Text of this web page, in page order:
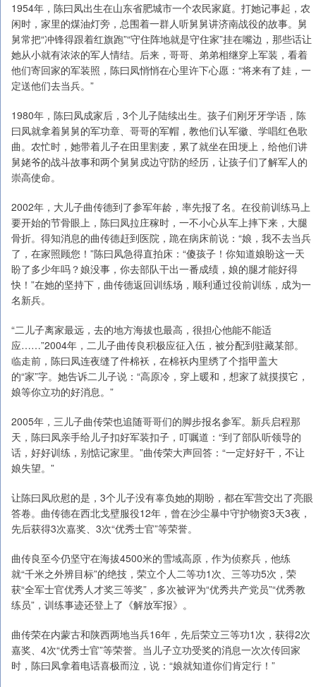
1954年，陈曰凤出生在山东省肥城市一个农民家庭。打她记事起，农
闲时，家里的煤油灯旁，总围着一群人听舅舅讲济南战役的故事。舅
舅常把“冲锋得跟着红旗跑”“守住阵地就是守住家”挂在嘴边，那些话让
她从小就有浓浓的军人情结。后来，哥哥、弟弟相继穿上军装，看着
他们寄回家的军装照，陈曰凤悄悄在心里许下心愿：“将来有了娃，一
定送他们去当兵。”
1980年，陈曰凤成家后，3个儿子陆续出生。孩子们刚牙牙学语，陈
曰凤就拿着舅舅的军功章、哥哥的军帽，教他们认军徽、学唱红色歌
曲。农忙时，她带着儿子在田里割麦，累了就坐在田埂上，给他们讲
舅姥爷的战斗故事和两个舅舅戍边守防的经历，让孩子们了解军人的
崇高使命。
2002年，大儿子曲传德到了参军年龄，率先报了名。在役前训练马上
要开始的节骨眼上，陈曰凤拉庄稼时，一不小心从车上摔下来，大腿
骨折。得知消息的曲传德赶到医院，跪在病床前说：“娘，我不去当兵
了，在家照顾您！”陈曰凤急得直拍床：“傻孩子！你知道娘盼这一天
盼了多少年吗？娘没事，你去部队干出一番成绩，娘的腿才能好得
快！”在她的坚持下，曲传德返回训练场，顺利通过役前训练，成为一
名新兵。
“二儿子离家最远，去的地方海拔也最高，很担心他能不能适
应……”2004年，二儿子曲传良积极应征入伍，被分配到驻藏某部。
临走前，陈曰凤连夜缝了件棉袄，在棉袄内里绣了个指甲盖大
的“家”字。她告诉二儿子说：“高原冷，穿上暖和，想家了就摸摸它，
娘等你立功的好消息。”
2005年，三儿子曲传荣也追随哥哥们的脚步报名参军。新兵启程那
天，陈曰凤亲手给儿子扣好军装扣子，叮嘱道：“到了部队听领导的
话，好好训练，别惦记家里。”曲传荣大声回答：“一定好好干，不让
娘失望。”
让陈曰凤欣慰的是，3个儿子没有辜负她的期盼，都在军营交出了亮眼
答卷。曲传德在西北戈壁服役12年，曾在沙尘暴中守护物资3天3夜，
先后获得3次嘉奖、3次“优秀士官”等荣誉。
曲传良至今仍坚守在海拔4500米的雪域高原，作为侦察兵，他练
就“千米之外辨目标”的绝技，荣立个人二等功1次、三等功5次，荣
获“全军士官优秀人才奖三等奖”，多次被评为“优秀共产党员”“优秀教
练员”，训练事迹还登上了《解放军报》。
曲传荣在内蒙古和陕西两地当兵16年，先后荣立三等功1次，获得2次
嘉奖、4次“优秀士官”等荣誉。当儿子立功受奖的消息一次次传回家
时，陈曰凤拿着电话喜极而泣，说：“娘就知道你们肯定行！”